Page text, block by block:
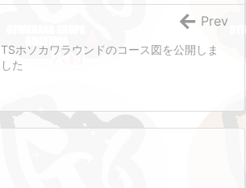
TSホソカワラウンドのコース図を公開しま
した
Prev